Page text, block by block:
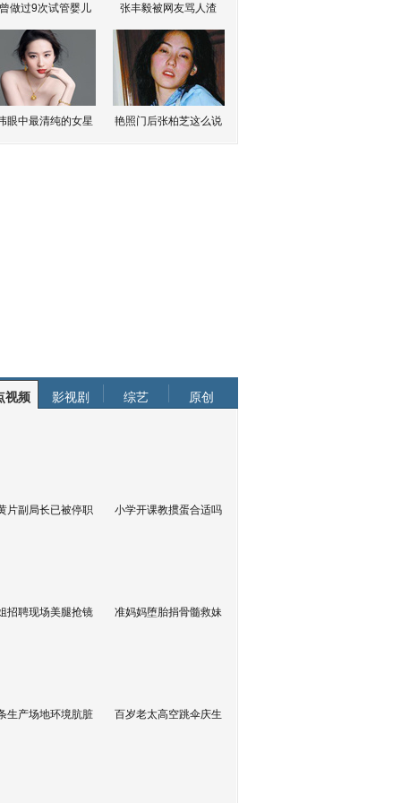
做过9次试管婴儿 张丰毅被网友骂人渣
眼中最清纯的女星 艳照门后张柏芝这么说
视频 影视剧 综艺 原创
片副局长已被停职 小学开课教掼蛋合适吗
招聘现场美腿抢镜 准妈妈堕胎捐骨髓救妹
生产场地环境肮脏 百岁老太高空跳伞庆生